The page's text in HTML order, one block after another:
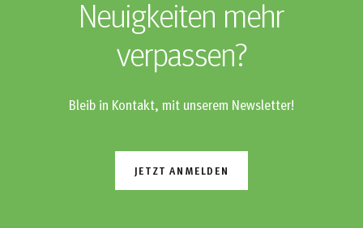
Neuigkeiten mehr
verpassen?
Bleib in Kontakt, mit unserem Newsletter!
JETZT ANMELDEN